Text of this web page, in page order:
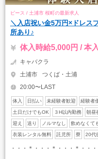
ピース / 土浦市 桜町の最新求人
＼入店祝い金5万円×ドレス
所あり♪
体入時給5,000円 / 本
キャバクラ
土浦市
つくば・土浦
20:00〜LAST
体入 日払い 未経験者歓迎 経験者
土日だけでもOK ３H以内勤務 朝昼
迎え 送り ノルマなし 飲めなくて
衣装レンタル無料 託児所 寮 20代
・・・＊・・・＊・・・＊・・・